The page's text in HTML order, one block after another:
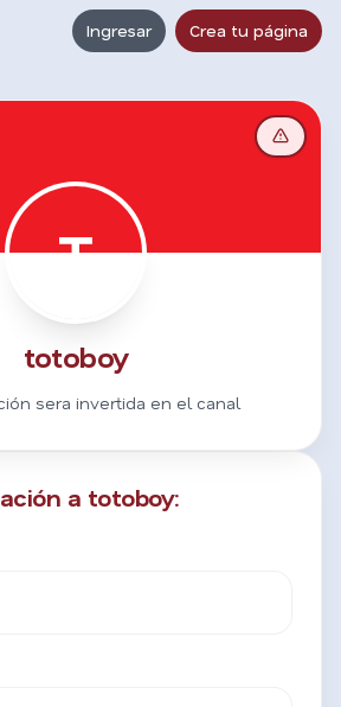
Ingresar Crea tu página
T
totoboy
sera invertida en el canal
a totoboy: